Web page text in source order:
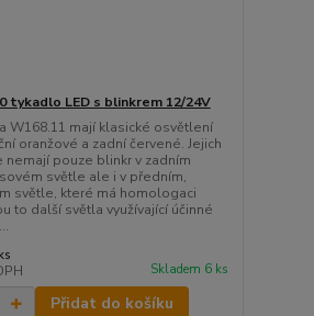
tykadlo LED s blinkrem 12/24V
W168.11 mají klasické osvětlení
oranžové a zadní červené. Jejich
nemají pouze blinkr v zadním
světle ale i v předním,
světle, které má homologaci
to další světla využívající účinné
Skladem 6 ks
Přidat do košíku